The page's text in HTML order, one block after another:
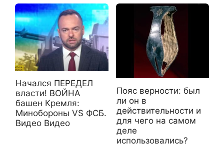
Начался ПЕРЕДЕЛ
власти! ВОЙНА
башен Кремля:
Минобороны VS ФСБ.
Видео Видео
Пояс верности: был
ли он в
действительности и
для чего на самом
деле
использовались?